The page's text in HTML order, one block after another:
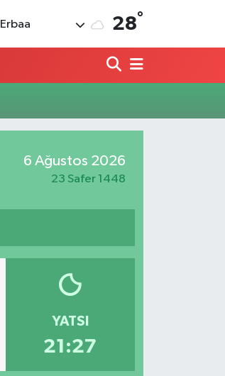
Erbaa 28°
6 Ağustos 2026
23 Safer 1448
YATSI
21:27